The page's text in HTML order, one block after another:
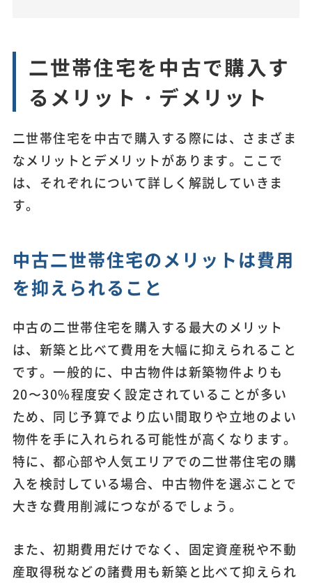
二世帯住宅を中古で購入す
るメリット・デメリット
二世帯住宅を中古で購入する際には、さまざま
なメリットとデメリットがあります。ここで
は、それぞれについて詳しく解説していきま
す。
中古二世帯住宅のメリットは費用
を抑えられること
中古の二世帯住宅を購入する最大のメリット
は、新築と比べて費用を大幅に抑えられること
です。一般的に、中古物件は新築物件よりも
20〜30%程度安く設定されていることが多い
ため、同じ予算でより広い間取りや立地のよい
物件を手に入れられる可能性が高くなります。
特に、都心部や人気エリアでの二世帯住宅の購
入を検討している場合、中古物件を選ぶことで
大きな費用削減につながるでしょう。
また、初期費用だけでなく、固定資産税や不動
産取得税などの諸費用も新築と比べて抑えられ